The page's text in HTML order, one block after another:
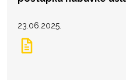
23.06.2025.